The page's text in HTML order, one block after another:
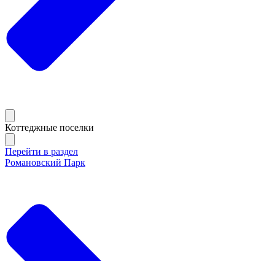
Коттеджные поселки
Перейти в раздел
Романовский Парк